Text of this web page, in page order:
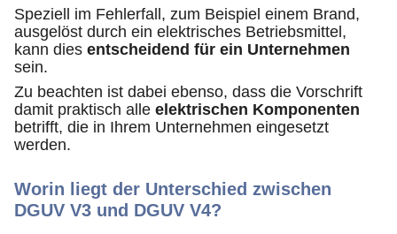
Speziell im Fehlerfall, zum Beispiel einem Brand,
ausgelöst durch ein elektrisches Betriebsmittel,
kann dies entscheidend für ein Unternehmen
sein.
Zu beachten ist dabei ebenso, dass die Vorschrift
damit praktisch alle elektrischen Komponenten
betrifft, die in Ihrem Unternehmen eingesetzt
werden.
Worin liegt der Unterschied zwischen
DGUV V3 und DGUV V4?